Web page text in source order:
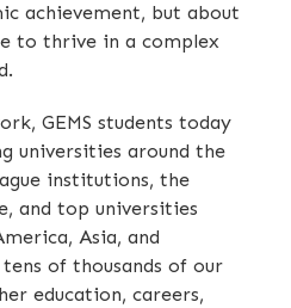
achievement, but about
to thrive in a complex
GEMS students today
universities around the
institutions, the
and top universities
Asia, and
of thousands of our
education, careers,